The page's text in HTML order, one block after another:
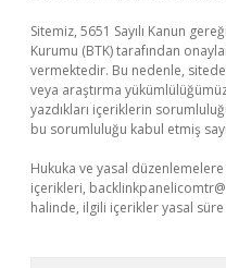
Sitemiz, 5651 Sayılı Kanun
Kurumu (BTK) tarafından
vermektedir. Bu nedenle,
veya araştırma
yazdıkları içeriklerin
bu sorumluluğu kabul etmiş
Hukuka ve yasal
içerikleri,
halinde, ilgili içerikler yasal